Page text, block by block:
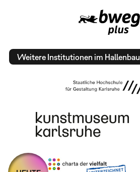
Weitere Institutionen im Hallenbau